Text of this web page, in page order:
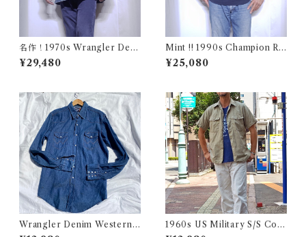
名作！1970s Wrangler Deni
m Wrange Coat / ラングラー
デニム ボア ランチ コート 古
¥29,480
Mint !! 1990s Champion Re
verse Weave NHL SABRES
Size L / チャンピオン リバー
¥25,080
Wrangler Denim Western S
hirt 16 1/2 Made in USA / ラ
1960s US Military S/S Cott
on Poplin Shirt / 60年代 US